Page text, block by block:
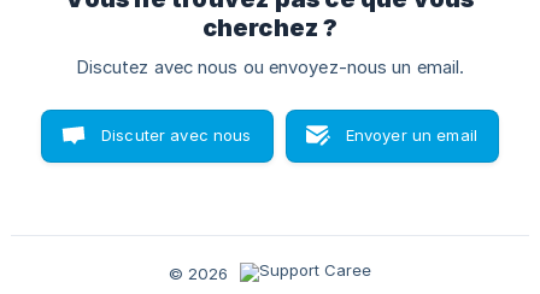
cherchez ?
Discutez avec nous ou envoyez-nous un email.
Discuter avec nous Envoyer un email
© 2026